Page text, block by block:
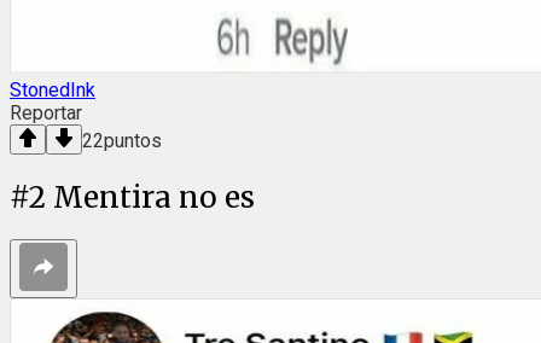
StonedInk
Reportar
22puntos
#2 Mentira no es